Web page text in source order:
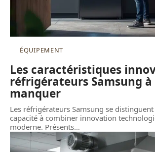
ÉQUIPEMENT
Les caractéristiques
réfrigérateurs Samsung à
manquer
Les réfrigérateurs Samsung se
capacité à combiner innovation
moderne. Présents…